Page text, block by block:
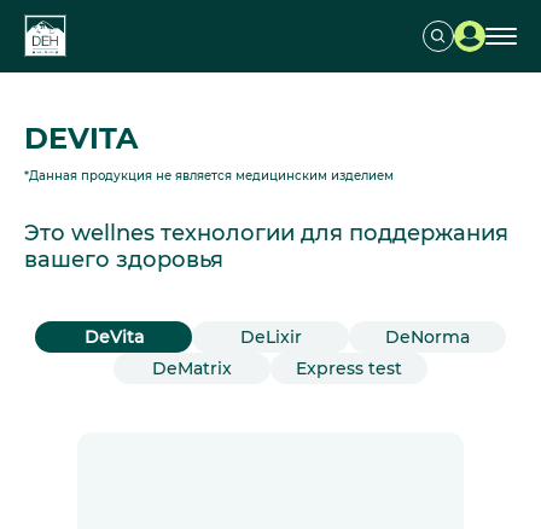
DEVITA
*Данная продукция не является медицинским изделием
Это wellnes технологии для поддержания
вашего здоровья
DeVita DeLixir
DeNorma
DeMatrix
Express test